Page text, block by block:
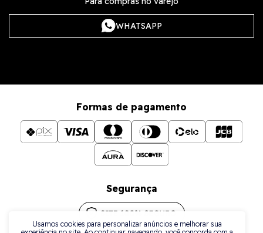
Usamos cookies para personalizar anúncios e melhorar sua
WHATSAPP
Formas de pagamento
Segurança